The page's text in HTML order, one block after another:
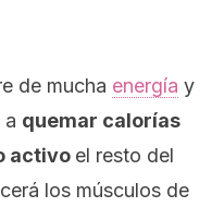
de mucha energía y
a quemar calorías
activo el resto del
los músculos de